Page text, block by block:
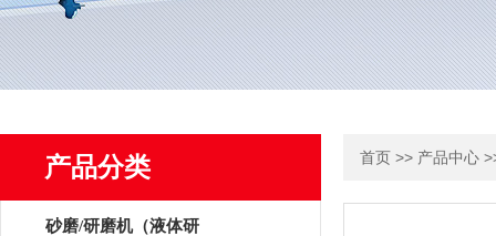
产品分类
砂磨/研磨机（液体研
首页 >> 产品中心